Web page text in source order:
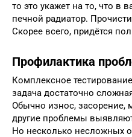
то это укажет на то, что в
печной радиатор.
Скорее всего, придётся
Профилактика
Комплексное
задача достаточно
Обычно износ, засорение,
другие проблемы
Но несколько несложных